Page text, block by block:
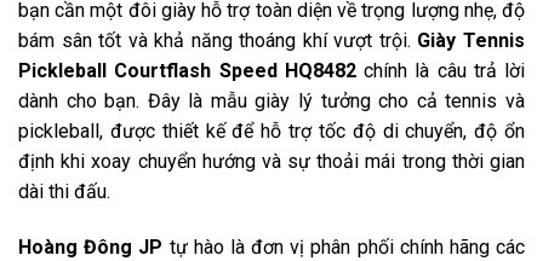
bạn cần một đôi giày hỗ trợ toàn diện về trọng lượng nhẹ, độ
bám sân tốt và khả năng thoáng khí vượt trội. Giày Tennis
Pickleball Courtflash Speed HQ8482chính là câu trả lời
dành cho bạn. Đây là mẫu giày lý tưởng cho cả tennis và
pickleball, được thiết kế để hỗ trợ tốc độ di chuyển, độ ổn
định khi xoay chuyển hướng và sự thoải mái trong thời gian
dài thi đấu.
Hoàng Đông JP tự hào là đơn vị phân phối chính hãng các